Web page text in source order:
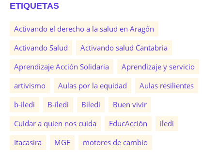
ETIQUETAS
Activando el derecho a la salud en Aragón
Activando Salud
Activando salud Cantabria
Aprendizaje Acción Solidaria
Aprendizaje y servicio
artivismo
Aulas por la equidad
Aulas resilientes
b-iledi
B-íledi Biledi
Buen vivir
Cuidar a quien nos cuida
EducAcción
iledi
Itacasira
MGF motores de cambio